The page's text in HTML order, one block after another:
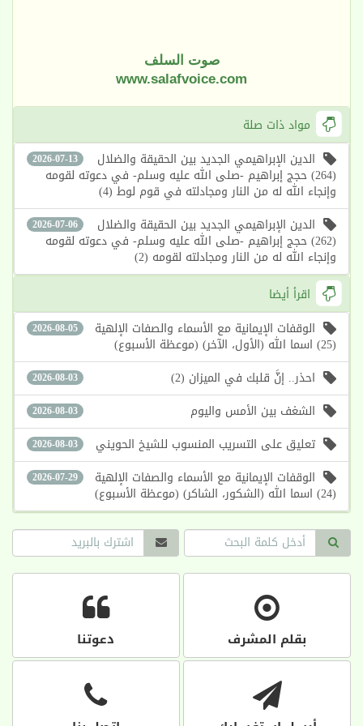
صوت السلف
www.salafvoice.com
مواد ذات صلة
2026-07-13 الدين الإبراهيمي الجديد بين الحقيقة والضلال
(264) حجج إبراهيم -صلى الله عليه وسلم- في دعوته لقومه
وإنجاء الله له من النار ومجادلته في قوم لوط (4)
2026-07-06 الدين الإبراهيمي الجديد بين الحقيقة والضلال
(262) حجج إبراهيم -صلى الله عليه وسلم- في دعوته لقومه
وإنجاء الله له من النار ومجادلته لقومه (2)
اقرأ أيضا
2026-08-05 الوقفات الإيمانية مع الأسماء والصفات الإلهية
(25) اسما الله (الأول، الآخر) (موعظة الأسبوع)
2026-08-03 احذر.. إنَّ قلبك في الميزان (2)
2026-08-03 الشغف بين الأمس واليوم
2026-08-03 تعليق على التسريب المنسوب للشيخ الحويني
2026-07-29 الوقفات الإيمانية مع الأسماء والصفات الإلهية
(24) اسما الله (الشكور، الشاكر) (موعظة الأسبوع)
بقلم المشرف دعوتنا